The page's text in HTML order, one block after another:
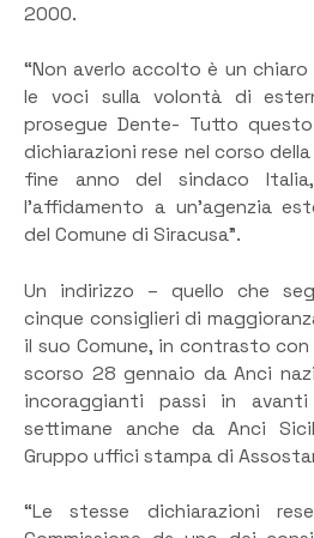
2000.
“Non averlo accolto è un
le voci sulla volontà di
prosegue Dente- Tutto
dichiarazioni rese nel corso
fine anno del sindaco
l’affidamento a un’agenzia
del Comune di Siracusa”.
Un indirizzo – quello che
cinque consiglieri di
il suo Comune, in contrasto
scorso 28 gennaio da Anci
incoraggianti passi in
settimane anche da Anci
Gruppo uffici stampa di
“Le stesse dichiarazioni